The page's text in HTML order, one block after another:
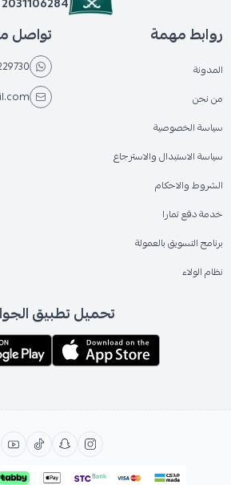
روابط مهمة
المدونة
من نحن
سياسة الخصوصية
سياسة الاستبدال والاسترجاع
الشروط والاحكام
خدمة دفع تمارا
برنامج التسويق بالعمولة
نظام الولاء
تواصل
تحميل تطبيق